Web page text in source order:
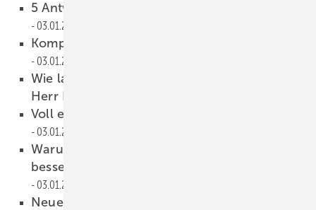
5 Antworten zur Handwerker-E-Mobilität
03.01.2023
Komplexe Montage in Dublin gemeister
03.01.2023
Wie lange laufen unsere Floatwannen noch,
Herr Dr. Overath?
Voll einstellbar, leicht zu montieren
03.01.2023
Warum ist dieses Warme-Kante-System
besser bei extremen Verformungen?
03.01.2023
Neue Warme Kante-Lösung von